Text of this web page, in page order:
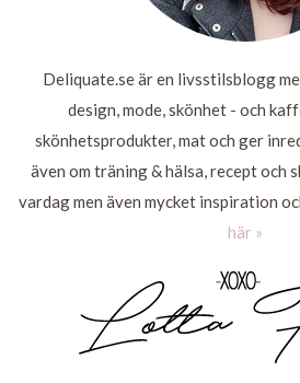
Deliquate.se är en livsstilsblogg
design, mode, skönhet - och
skönhetsprodukter, mat och ger
även om träning & hälsa, recept och
vardag men även mycket inspiration
här »